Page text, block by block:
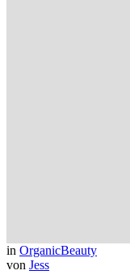
in OrganicBeauty
von Jess